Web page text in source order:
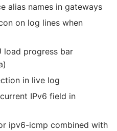
alias names in gateways
on log lines when
load progress bar
in live log
IPv6 field in
ipv6-icmp combined with